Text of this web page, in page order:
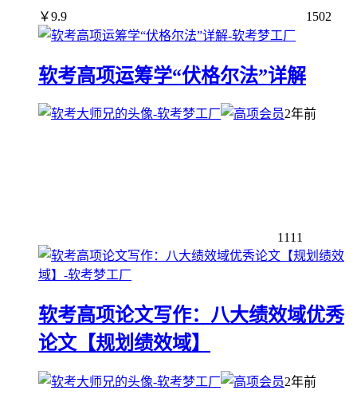
￥9.9 1502
软考高项运筹学“伏格尔法”详解
2年前
1111
软考高项论文写作：八大绩效域优秀
论文【规划绩效域】
2年前